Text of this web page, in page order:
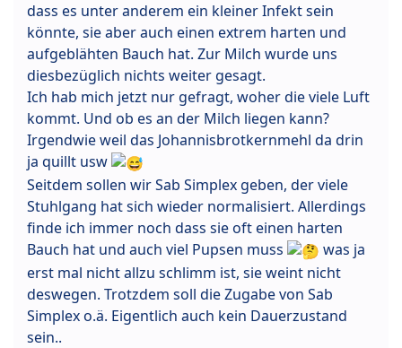
dass es unter anderem ein kleiner Infekt sein
könnte, sie aber auch einen extrem harten und
aufgeblähten Bauch hat. Zur Milch wurde uns
diesbezüglich nichts weiter gesagt.
Ich hab mich jetzt nur gefragt, woher die viele Luft
kommt. Und ob es an der Milch liegen kann?
Irgendwie weil das Johannisbrotkernmehl da drin
ja quillt usw
Seitdem sollen wir Sab Simplex geben, der viele
Stuhlgang hat sich wieder normalisiert. Allerdings
finde ich immer noch dass sie oft einen harten
Bauch hat und auch viel Pupsen muss
was ja
erst mal nicht allzu schlimm ist, sie weint nicht
deswegen. Trotzdem soll die Zugabe von Sab
Simplex o.ä. Eigentlich auch kein Dauerzustand
sein..